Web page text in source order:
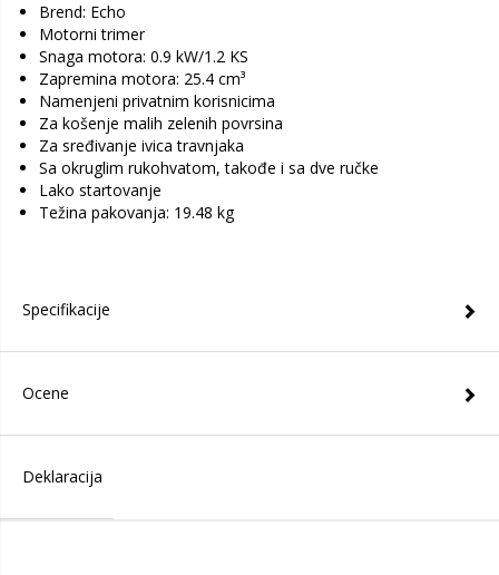
Brend: Echo
Motorni trimer
Snaga motora: 0.9 kW/1.2 KS
Zapremina motora: 25.4 cm³
Namenjeni privatnim korisnicima
Za košenje malih zelenih povrsina
Za sređivanje ivica travnjaka
Sa okruglim rukohvatom, takođe i sa dve ručke
Lako startovanje
Težina pakovanja: 19.48 kg
Specifikacije
Ocene
Deklaracija